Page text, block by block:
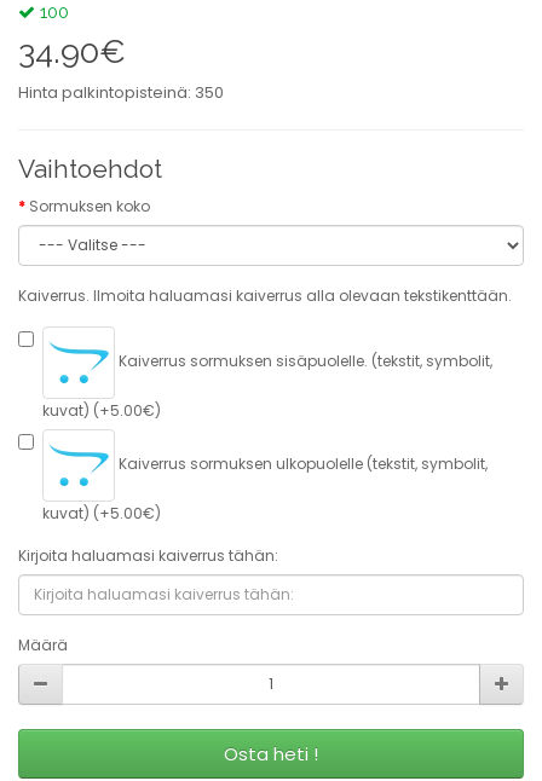
100
34.90€
Hinta palkintopisteinä: 350
Vaihtoehdot
Sormuksen koko
Kaiverrus. Ilmoita haluamasi kaiverrus alla olevaan tekstikenttään.
Kaiverrus sormuksen sisäpuolelle. (tekstit, symbolit,
kuvat) (+5.00€)
Kaiverrus sormuksen ulkopuolelle (tekstit, symbolit,
kuvat) (+5.00€)
Kirjoita haluamasi kaiverrus tähän:
Määrä
Osta heti !